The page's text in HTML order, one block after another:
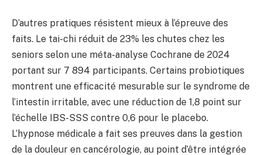
D’autres pratiques résistent mieux à l’épreuve des
faits. Le tai-chi réduit de 23% les chutes chez les
seniors selon une méta-analyse Cochrane de 2024
portant sur 7 894 participants. Certains probiotiques
montrent une efficacité mesurable sur le syndrome de
l’intestin irritable, avec une réduction de 1,8 point sur
l’échelle IBS-SSS contre 0,6 pour le placebo.
L’hypnose médicale a fait ses preuves dans la gestion
de la douleur en cancérologie, au point d’être intégrée